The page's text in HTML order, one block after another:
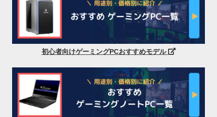
初心者向けゲーミングPCおすすめモデル